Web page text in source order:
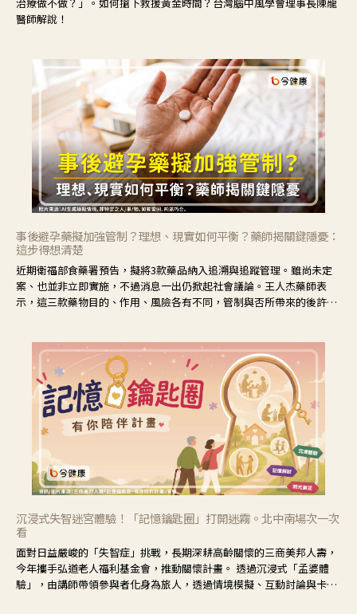
醫師解說！
事後避孕藥擬加強管制？理想、現實如何平衡？藥師揭關鍵隱憂：
這步得想清楚
近期衛福部食藥署預告，擬將3款藥品納入追溯與追蹤管理。雖尚未定
案、也並非立即實施，不過消息一出仍掀起社會議論。王人杰藥師表
示，這三款藥物目的、作用、風險各有不同，管制與否所帶來的後許影
沉浸式失智迷宮體驗！「記憶鑰匙圈」打開迷霧。北中南場次一次
看
面對日益嚴峻的「失智症」挑戰，長期深耕高齡關懷的三商美邦人壽，
今年攜手弘道老人福利基金會，推動關懷計畫。 透過沉浸式「孟婆體
驗」，由講師帶領參與者化身為旅人，透過情境模擬、互動討論與卡牌